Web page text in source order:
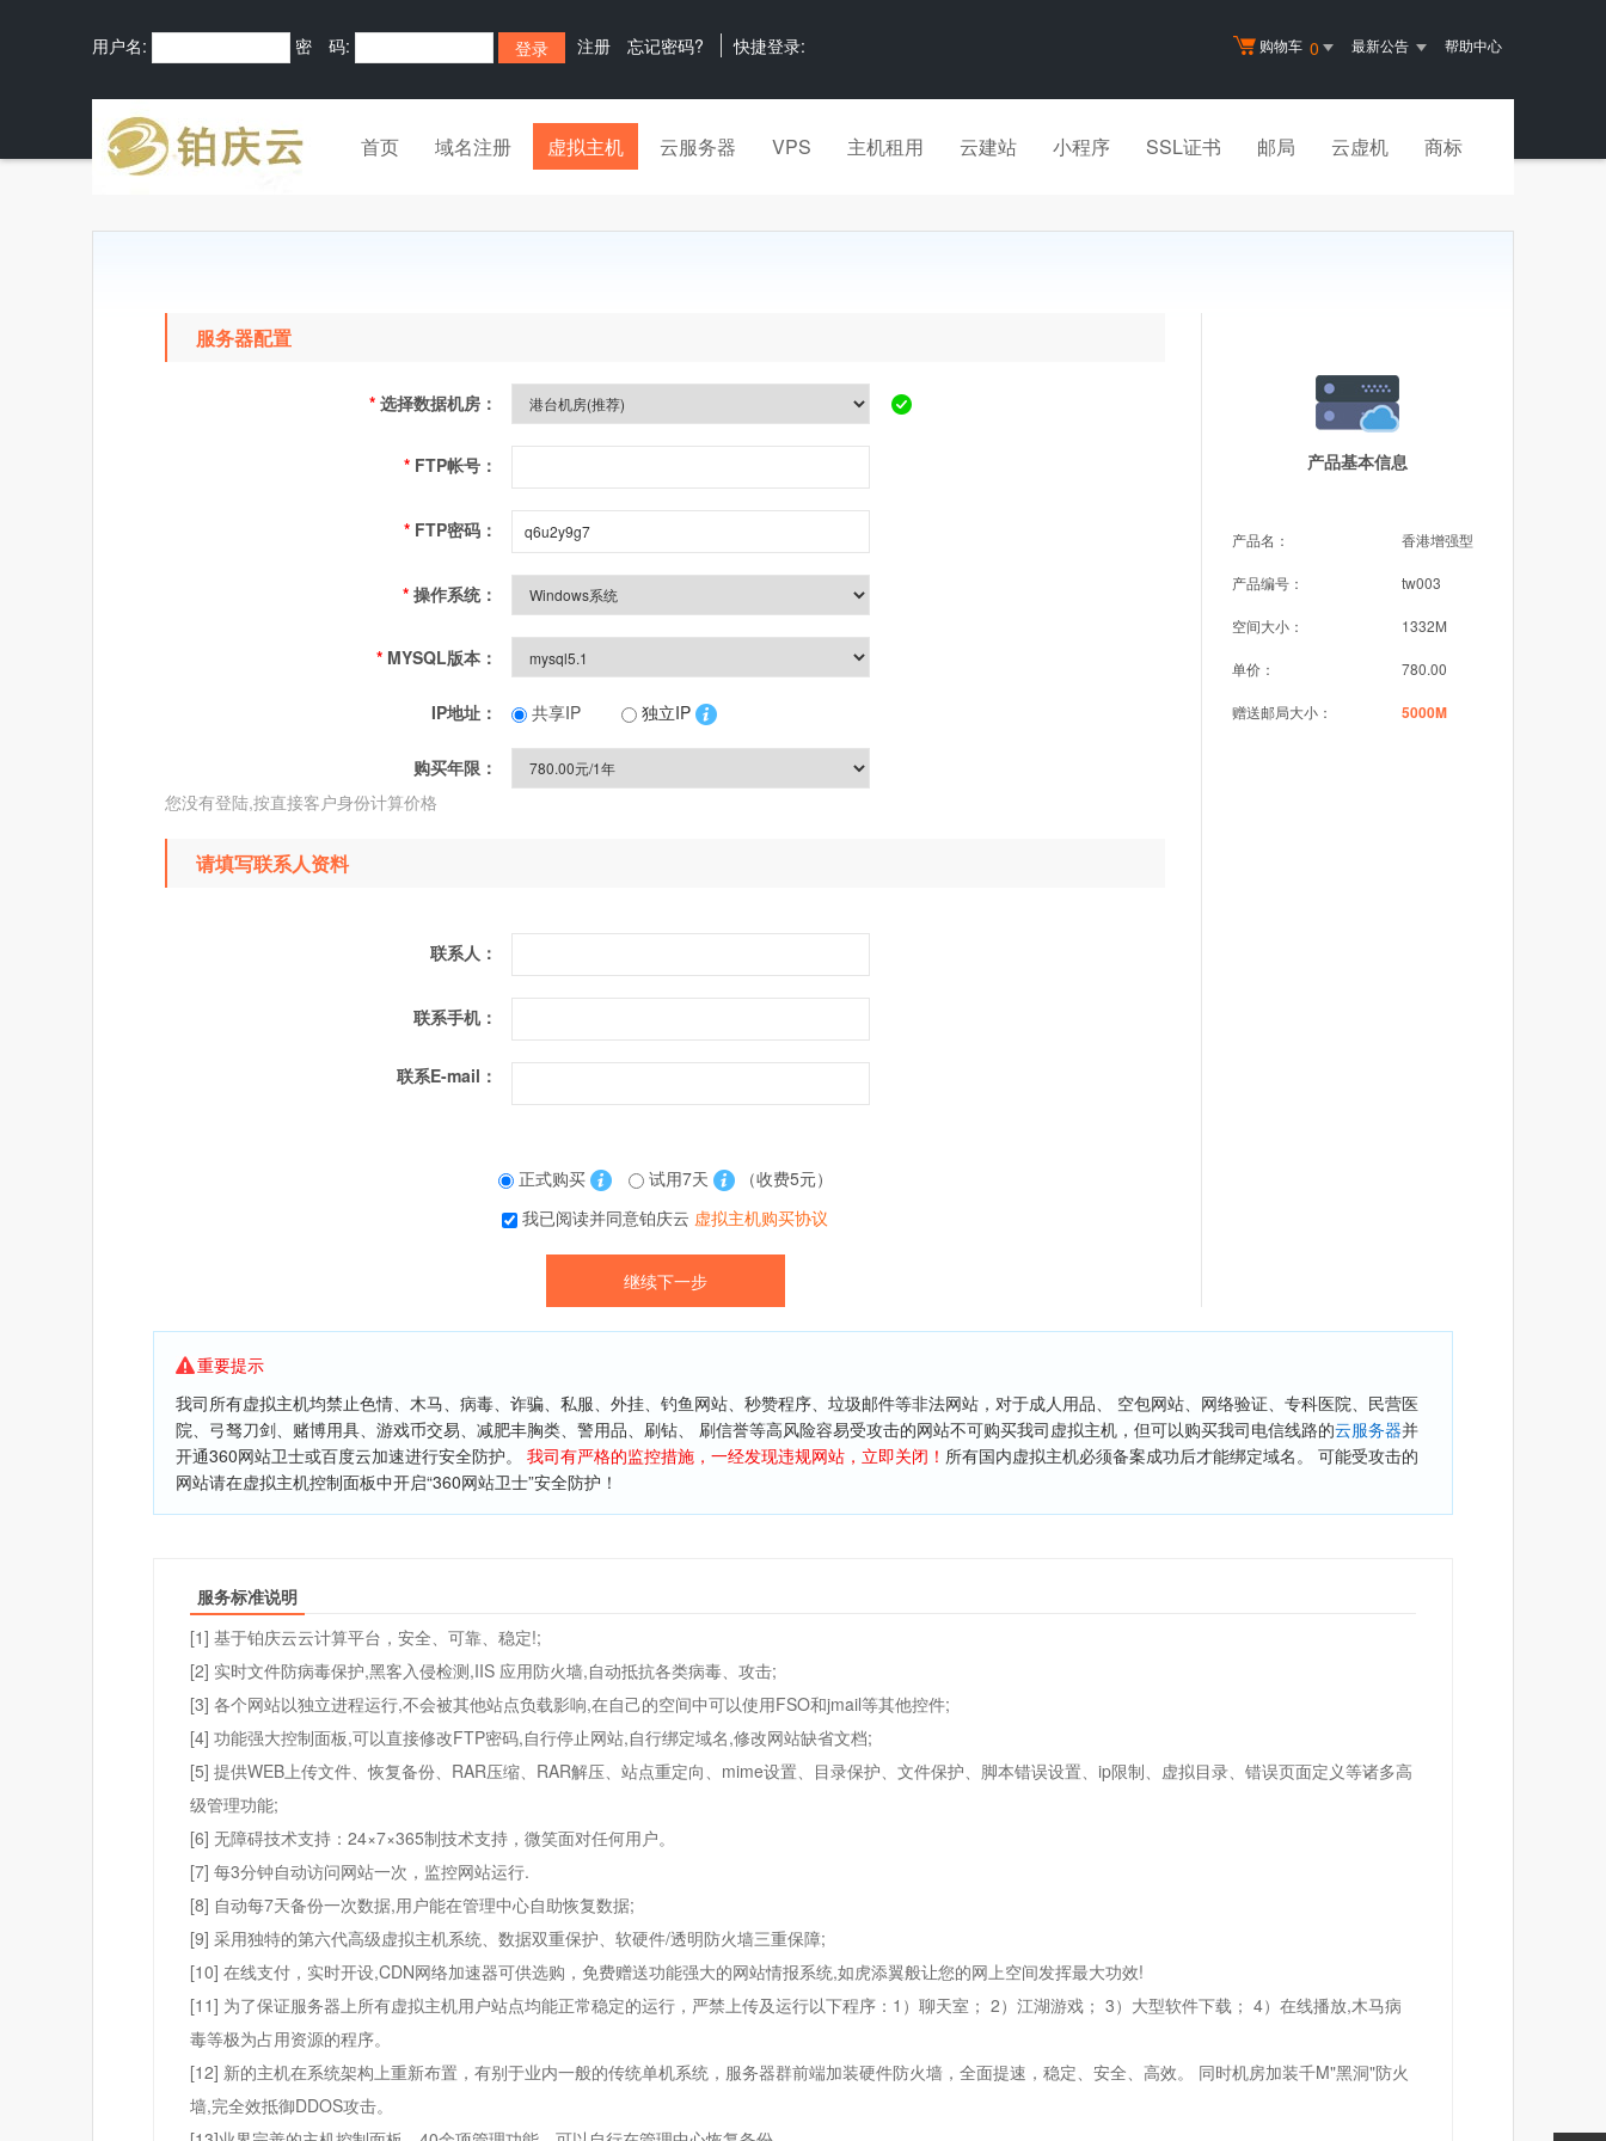
购物车 0 最新公告 帮助中心
用户名: 密 码: 注册 忘记密码? 快捷登录:
首页 域名注册 虚拟主机 云服务器 VPS 主机租用 云建站 小程序 SSL证书 邮局 云虚机 商标
产品基本信息
产品名： 香港增强型
产品编号： tw003
空间大小： 1332M
单价： 780.00
赠送邮局大小： 5000M
服务器配置
* 选择数据机房：
* FTP帐号：
* FTP密码：
* 操作系统：
* MYSQL版本：
IP地址： 共享IP 独立IP
购买年限：
您没有登陆,按直接客户身份计算价格
请填写联系人资料
联系人：
联系手机：
联系E-mail：
正式购买 试用7天
（收费5元）
我已阅读并同意铂庆云 虚拟主机购买协议
重要提示
我司所有虚拟主机均禁止色情、木马、病毒、诈骗、私服、外挂、钓鱼网站、秒赞程序、垃圾邮件等非法网站，对于成人用品、 空包网站、网络验证、专科医院、民营医
院、弓驽刀剑、赌博用具、游戏币交易、减肥丰胸类、警用品、刷钻、 刷信誉等高风险容易受攻击的网站不可购买我司虚拟主机，但可以购买我司电信线路的云服务器并
开通360网站卫士或百度云加速进行安全防护。 我司有严格的监控措施，一经发现违规网站，立即关闭！ 所有国内虚拟主机必须备案成功后才能绑定域名。 可能受攻击的
网站请在虚拟主机控制面板中开启“360网站卫士”安全防护！
服务标准说明
[1] 基于铂庆云云计算平台，安全、可靠、稳定!;
[2] 实时文件防病毒保护,黑客入侵检测,IIS 应用防火墙,自动抵抗各类病毒、攻击;
[3] 各个网站以独立进程运行,不会被其他站点负载影响,在自己的空间中可以使用FSO和jmail等其他控件;
[4] 功能强大控制面板,可以直接修改FTP密码,自行停止网站,自行绑定域名,修改网站缺省文档;
[5] 提供WEB上传文件、恢复备份、RAR压缩、RAR解压、站点重定向、mime设置、目录保护、文件保护、脚本错误设置、ip限制、虚拟目录、错误页面定义等诸多高
级管理功能;
[6] 无障碍技术支持：24×7×365制技术支持，微笑面对任何用户。
[7] 每3分钟自动访问网站一次，监控网站运行.
[8] 自动每7天备份一次数据,用户能在管理中心自助恢复数据;
[9] 采用独特的第六代高级虚拟主机系统、数据双重保护、软硬件/透明防火墙三重保障;
[10] 在线支付，实时开设,CDN网络加速器可供选购，免费赠送功能强大的网站情报系统,如虎添翼般让您的网上空间发挥最大功效!
[11] 为了保证服务器上所有虚拟主机用户站点均能正常稳定的运行，严禁上传及运行以下程序：1）聊天室； 2）江湖游戏； 3）大型软件下载； 4）在线播放,木马病
毒等极为占用资源的程序。
[12] 新的主机在系统架构上重新布置，有别于业内一般的传统单机系统，服务器群前端加装硬件防火墙，全面提速，稳定、安全、高效。 同时机房加装千M"黑洞"防火
墙,完全效抵御DDOS攻击。